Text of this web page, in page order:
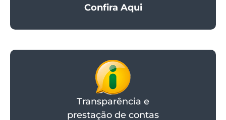
Confira Aqui
Transparência e
prestação de contas